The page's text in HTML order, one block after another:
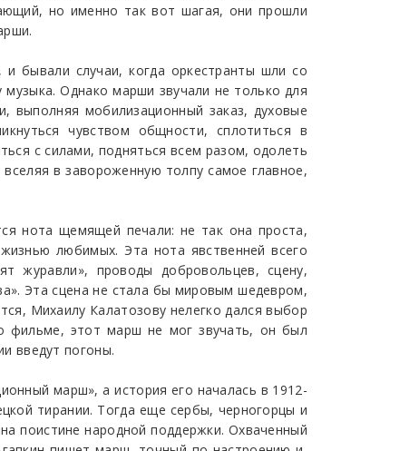
но именно так вот шагая, они прошли
бывали случаи, когда оркестранты шли со
Однако марши звучали не только для
выполняя мобилизационный заказ, духовые
чувством общности, сплотиться в
с силами, подняться всем разом, одолеть
в завороженную толпу самое главное,
нота щемящей печали: не так она проста,
любимых. Эта нота явственней всего
журавли», проводы добровольцев, сцену,
Эта сцена не стала бы мировым шедевром,
Михаилу Калатозову нелегко дался выбор
фильме, этот марш не мог звучать, он был
введут погоны.
марш», а история его началась в 1912-
тирании. Тогда еще сербы, черногорцы и
поистине народной поддержки. Охваченный